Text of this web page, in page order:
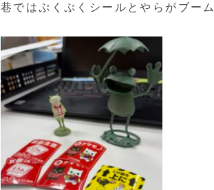
巷ではぷくぷくシールとやらがブー